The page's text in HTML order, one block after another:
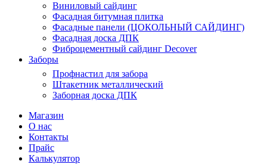
Виниловый сайдинг
Фасадная битумная плитка
Фасадные панели (ЦОКОЛЬНЫЙ САЙДИНГ)
Фасадная доска ДПК
Фиброцементный сайдинг Decover
Заборы
Профнастил для забора
Штакетник металлический
Заборная доска ДПК
Магазин
О нас
Контакты
Прайс
Калькулятор